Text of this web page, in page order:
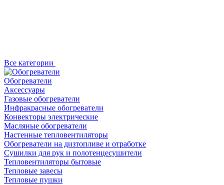
Все категории
Обогреватели
Аксессуары
Газовые обогреватели
Инфракрасные обогреватели
Конвекторы электрические
Масляные обогреватели
Настенные тепловентиляторы
Обогреватели на дизтопливе и отработке
Сушилки для рук и полотенцесушители
Тепловентиляторы бытовые
Тепловые завесы
Тепловые пушки